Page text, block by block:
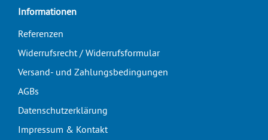
Informationen
Referenzen
Widerrufsrecht / Widerrufsformular
Versand- und Zahlungsbedingungen
AGBs
Datenschutzerklärung
Impressum & Kontakt